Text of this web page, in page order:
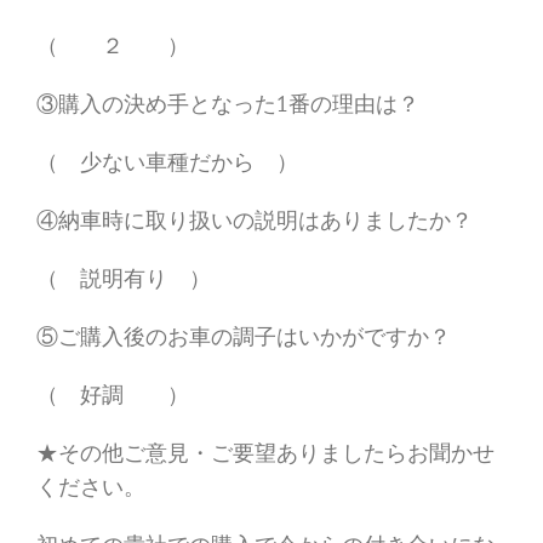
（ ２ ）
③購入の決め手となった1番の理由は？
（ 少ない車種だから ）
④納車時に取り扱いの説明はありましたか？
（ 説明有り ）
⑤ご購入後のお車の調子はいかがですか？
（ 好調 ）
★その他ご意見・ご要望ありましたらお聞かせ
ください。